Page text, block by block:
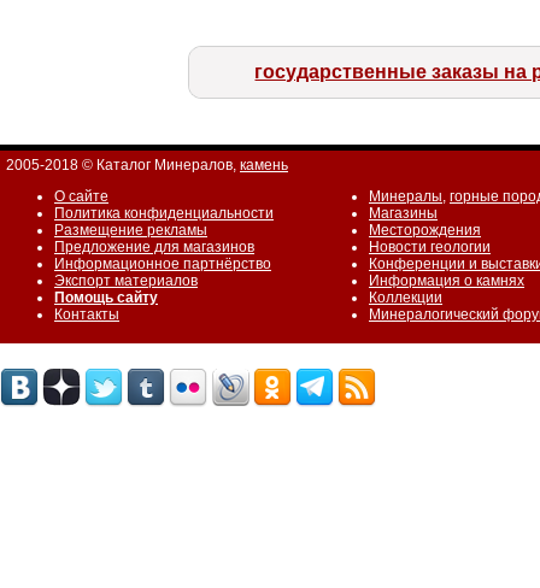
государственные заказы на
2005-2018 © Каталог Минералов, камень
О сайте
Политика конфиденциальности
Размещение рекламы
Предложение для магазинов
Информационное партнёрство
Экспорт материалов
Помощь сайту
Контакты
Минералы, горные
Магазины
Месторождения
Новости геологии
Конференции и
Информация о камнях
Коллекции
Минералогический